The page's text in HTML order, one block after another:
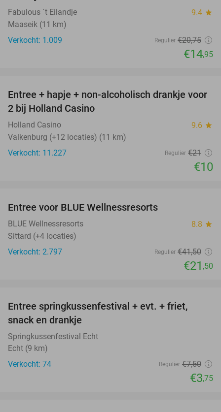
Fabulous ´t Eilandje 9.4 star
Maaseik (11 km)
Verkocht: 1.009
Regulier €20,75
€14,95
52%
Entree + hapje + non-alcoholisch drankje voor
2 bij Holland Casino
Holland Casino 9.6 star
Valkenburg (+12 locaties) (11 km)
Verkocht: 11.227
Regulier €21
€10
Entree voor BLUE Wellnessresorts
BLUE Wellnessresorts 8.8 star
Sittard (+4 locaties)
Verkocht: 2.797
Regulier €41,50
€21 ,50
Entree springkussenfestival + evt. + friet,
snack en drankje
Springkussenfestival Echt
Echt (9 km)
Verkocht: 74
Regulier €7,50
€3,75